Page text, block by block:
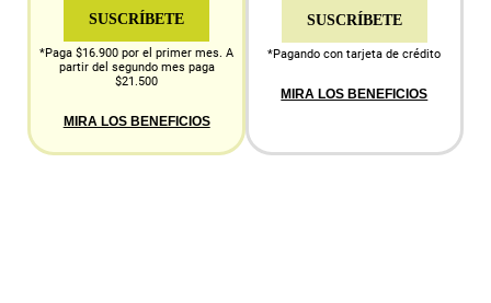
SUSCRÍBETE
*Paga $16.900 por el primer mes. A
partir del segundo mes paga
$21.500
MIRA LOS BENEFICIOS
SUSCRÍBETE
*Pagando con tarjeta de crédito
MIRA LOS BENEFICIOS